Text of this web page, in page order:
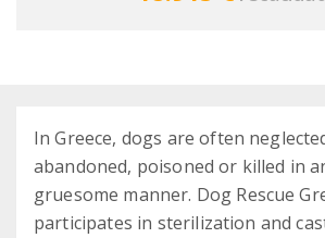
In Greece, dogs are often
abandoned, poisoned or killed in
gruesome manner. Dog Rescue
participates in sterilization and